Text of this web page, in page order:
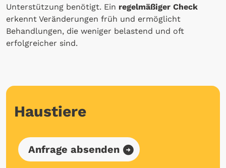
Unterstützung benötigt. Ein regelmäßiger Check
erkennt Veränderungen früh und ermöglicht
Behandlungen, die weniger belastend und oft
erfolgreicher sind.
Haustiere
Anfrage absenden